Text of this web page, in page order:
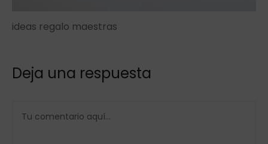
ideas regalo maestras
Deja una respuesta